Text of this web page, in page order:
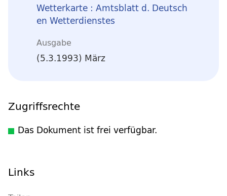
Wetterkarte : Amtsblatt d. Deutsch
en Wetterdienstes
Ausgabe
(5.3.1993) März
Zugriffsrechte
Das Dokument ist frei verfügbar.
Links